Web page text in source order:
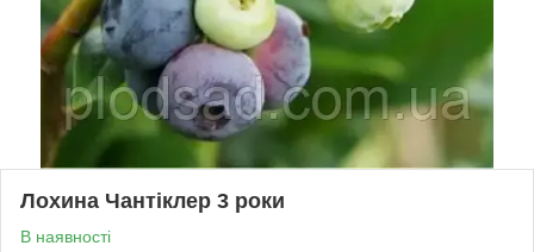
Лохина Чантіклер 3 роки
В наявності